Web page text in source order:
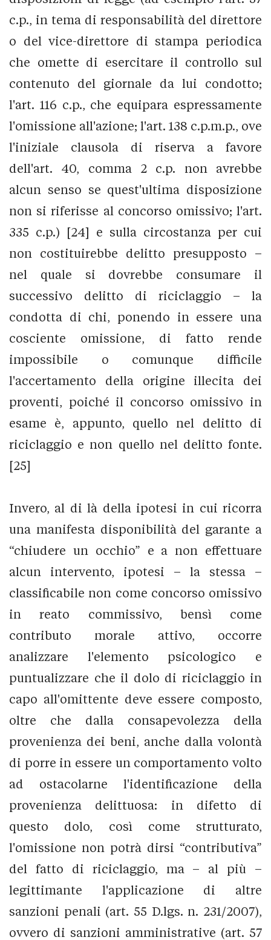
c.p., in tema di responsabilità del direttore
o del vice-direttore di stampa periodica
che omette di esercitare il controllo sul
contenuto del giornale da lui condotto;
l'art. 116 c.p., che equipara espressamente
l'omissione all'azione; l'art. 138 c.p.m.p., ove
l'iniziale clausola di riserva a favore
dell'art. 40, comma 2 c.p. non avrebbe
alcun senso se quest'ultima disposizione
non si riferisse al concorso omissivo; l'art.
335 c.p.) [24] e sulla circostanza per cui
non costituirebbe delitto presupposto –
nel quale si dovrebbe consumare il
successivo delitto di riciclaggio – la
condotta di chi, ponendo in essere una
cosciente omissione, di fatto rende
impossibile o comunque difficile
l'accertamento della origine illecita dei
proventi, poiché il concorso omissivo in
esame è, appunto, quello nel delitto di
riciclaggio e non quello nel delitto fonte.
[25]
Invero, al di là della ipotesi in cui ricorra
una manifesta disponibilità del garante a
“chiudere un occhio” e a non effettuare
alcun intervento, ipotesi – la stessa –
classificabile non come concorso omissivo
in reato commissivo, bensì come
contributo morale attivo, occorre
analizzare l'elemento psicologico e
puntualizzare che il dolo di riciclaggio in
capo all'omittente deve essere composto,
oltre che dalla consapevolezza della
provenienza dei beni, anche dalla volontà
di porre in essere un comportamento volto
ad ostacolarne l'identificazione della
provenienza delittuosa: in difetto di
questo dolo, così come strutturato,
l'omissione non potrà dirsi “contributiva”
del fatto di riciclaggio, ma – al più –
legittimante l'applicazione di altre
sanzioni penali (art. 55 D.lgs. n. 231/2007),
ovvero di sanzioni amministrative (art. 57